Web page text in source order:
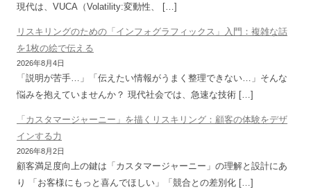
現代は、VUCA（Volatility:変動性、 […]
リスキリングのための「インフォグラフィックス」入門：複雑な話
を1枚の絵で伝える
2026年8月4日
「説明が苦手…」「伝えたい情報がうまく整理できない…」そんな
悩みを抱えていませんか？ 現代社会では、急速な技術 […]
「カスタマージャーニー」を描くリスキリング：顧客の体験をデザ
インする力
2026年8月2日
顧客満足度向上の鍵は「カスタマージャーニー」の理解と設計にあ
り 「お客様にもっと喜んでほしい」「競合との差別化 […]